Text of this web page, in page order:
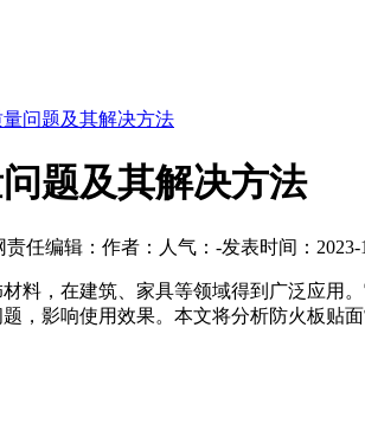
问题及其解决方法
题及其解决方法
责任编辑： 作者： 人气： -发表时间：
，在建筑、家具等领域得到广泛应用
，影响使用效果。本文将分析防火板贴